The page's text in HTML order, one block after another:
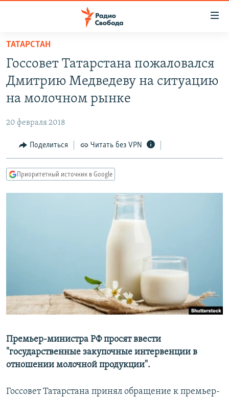
упрощенного
доступа
Вернуться
основному
Вернутся
Вернутся
АВТОРСКИЕ ПРОЕКТЫ
МНЕНИЯ
КУЛЬТУРА
КАВКАЗ.РЕАЛИИ
Все сайты РСЕ/РС
ТАТАРСТАН
Госсовет Татарстана пожаловался
Дмитрию Медведеву на ситуацию
на молочном рынке
20 февраля 2018
Поделиться Читать без VPN
Приоритетный источник в Google
Премьер-министра РФ просят ввести
"государственные закупочные интервенции в
отношении молочной продукции".
Госсовет Татарстана принял обращение к премьер-